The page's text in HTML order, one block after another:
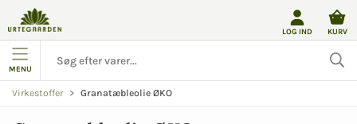
LOG IND KURV
MENU
Virkestoffer Granatæbleolie ØKO